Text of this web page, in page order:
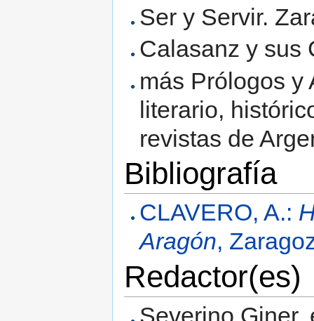
Ser y Servir.
Calasanz y sus
más Prólogos y
literario,
revistas de
Bibliografía
CLAVERO, A.:
Aragón,
Redactor(es)
Severino